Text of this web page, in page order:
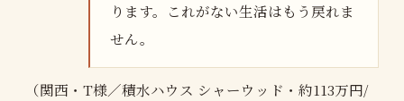
ります。これがない生活はもう戻れま
せん。
（関西・T様／積水ハウス シャーウッド・約113万円/